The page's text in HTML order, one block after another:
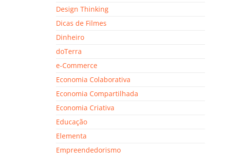
Design Thinking
Dicas de Filmes
Dinheiro
doTerra
e-Commerce
Economia Colaborativa
Economia Compartilhada
Economia Criativa
Educação
Elementa
Empreendedorismo